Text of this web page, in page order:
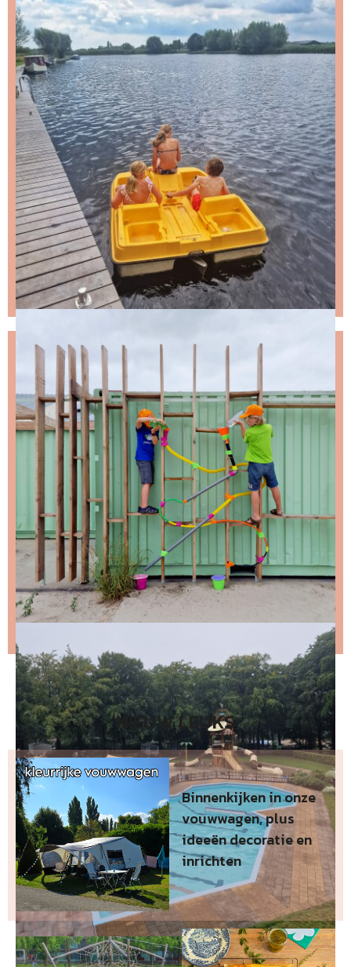
NIKS LEUKS MISSEN?
Schrijf je in voor de nieuwsbrief, dan stuur ik je
ongeveer twee keer per maand een leuke mail.
Stap 1 – vul je emailadres in en klik op de knop:
Stap 2 – open de email en bevestig je inschrijving
(niks ontvangen, bekijk dan je spam folder).
Wil je niet wachten op de volgende nieuwsbrief?
Lees
dan hier de nieuwste nieuwsbrief
NIEUW LEUKS
Binnenkijken in onze
vouwwagen, plus
ideeën decoratie en
inrichten